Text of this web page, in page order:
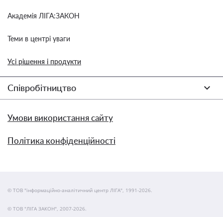
Академія ЛІГА:ЗАКОН
Теми в центрі уваги
Усі рішення і продукти
Співробітництво
Умови використання сайту
Політика конфіденційності
© ТОВ "інформаційно-аналітичний центр ЛІГА", 1991-2026.
© ТОВ "ЛІГА ЗАКОН", 2007-2026.